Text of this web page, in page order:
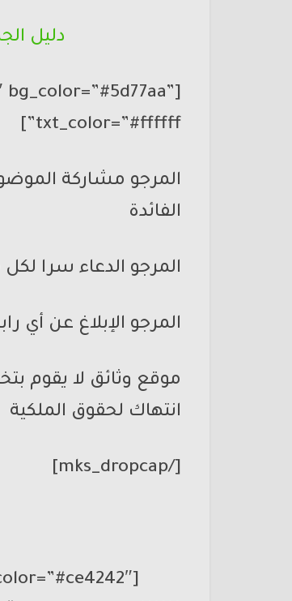
دليل
bg_color=”#5d77aa”
txt_color=”#ffffff”]
المرجو مشاركة
الفائدة
المرجو الدعاء سرا
المرجو الإبلاغ عن
موقع وثائق لا يقوم
انتهاك لحقوق الملكية
[/mks_dropcap]